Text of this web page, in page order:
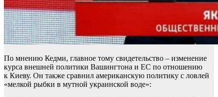
По мнению Кедми, главное тому свидетельство – изменение
курса внешней политики Вашингтона и ЕС по отношению
к Киеву. Он также сравнил американскую политику с ловлей
«мелкой рыбки в мутной украинской воде»: